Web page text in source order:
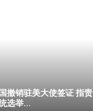
撤销驻美大使签证 指责
选举...